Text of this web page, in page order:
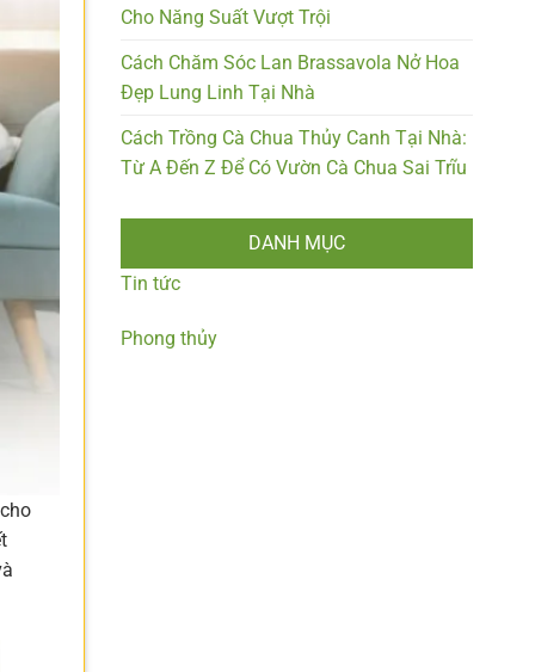
Cho Năng Suất Vượt Trội
Cách Chăm Sóc Lan Brassavola Nở Hoa
Đẹp Lung Linh Tại Nhà
Cách Trồng Cà Chua Thủy Canh Tại Nhà:
Từ A Đến Z Để Có Vườn Cà Chua Sai Trĩu
DANH MỤC
Tin tức
Phong thủy